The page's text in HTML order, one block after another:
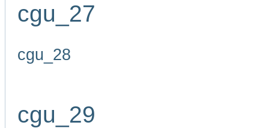
cgu_27
cgu_28
cgu_29